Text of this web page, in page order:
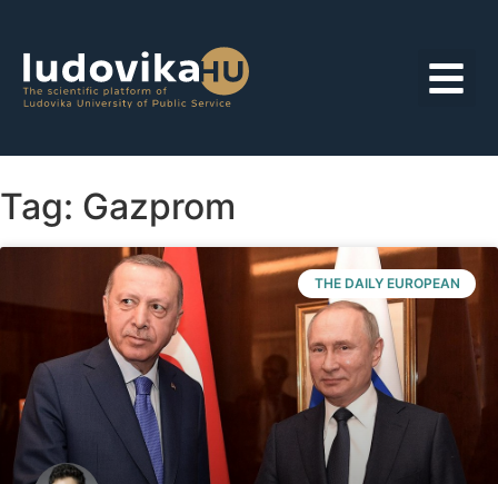
Tag: Gazprom
THE DAILY EUROPEAN